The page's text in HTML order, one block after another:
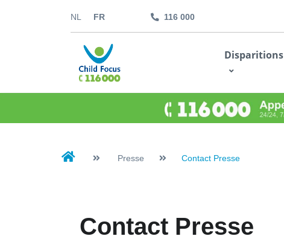
NL FR 116 000
Disparitions
Presse Contact Presse
Contact Presse